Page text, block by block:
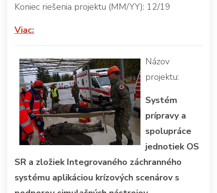
Koniec riešenia projektu (MM/YY): 12/19
Viac:
Názov
projektu:
Systém
prípravy a
spolupráce
jednotiek OS
SR a zložiek Integrovaného záchranného
systému aplikáciou krízových scenárov s